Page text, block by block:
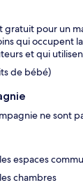
gratuit pour un
qui occupent
et qui
de bébé)
ne sont
espaces
chambres